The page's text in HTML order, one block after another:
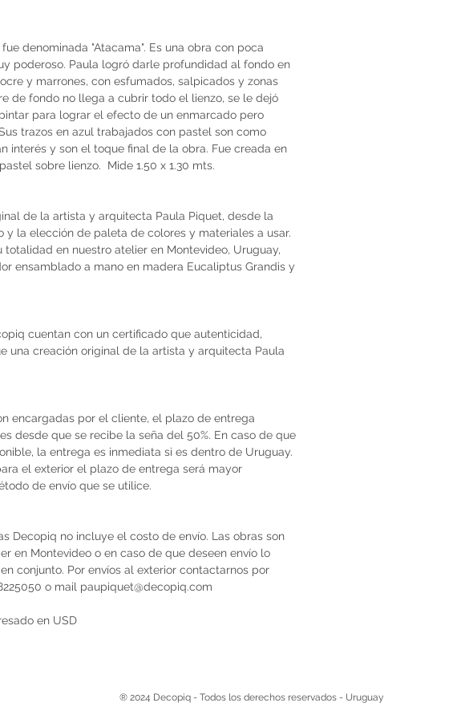
denominada "Atacama". Es una obra con poca
poderoso. Paula logró darle profundidad al fondo en
y marrones, con esfumados, salpicados y zonas
de fondo no llega a cubrir todo el lienzo, se le dejó
para lograr el efecto de un enmarcado pero
trazos en azul trabajados con pastel son como
interés y son el toque final de la obra. Fue creada en
sobre lienzo. Mide 1.50 x 1.30 mts.
de la artista y arquitecta Paula Piquet, desde la
y la elección de paleta de colores y materiales a usar.
totalidad en nuestro atelier en Montevideo, Uruguay,
ensamblado a mano en madera Eucaliptus Grandis y
cuentan con un certificado que autenticidad,
una creación original de la artista y arquitecta Paula
encargadas por el cliente, el plazo de entrega
desde que se recibe la seña del 50%. En caso de que
la entrega es inmediata si es dentro de Uruguay.
el exterior el plazo de entrega será mayor
de envío que se utilice.
Decopiq no incluye el costo de envío. Las obras son
en Montevideo o en caso de que deseen envío lo
conjunto. Por envíos al exterior contactarnos por
o mail paupiquet@decopiq.com
en USD
® 2024 Decopiq - Todos los derechos reservados - Uruguay